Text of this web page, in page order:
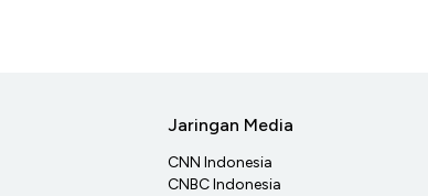
Jaringan Media
CNN Indonesia
CNBC Indonesia